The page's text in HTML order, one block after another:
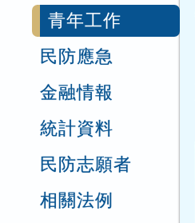
青年工作
民防應急
金融情報
統計資料
民防志願者
相關法例